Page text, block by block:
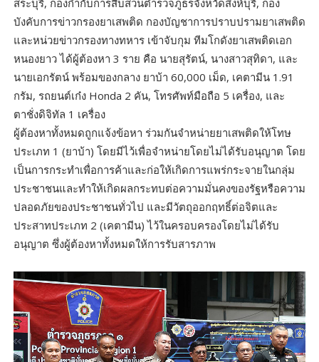
สระบุรี, กองกำกับการสืบสวนตำรวจภูธรจังหวัดสิงห์บุรี, กอง
บังคับการข่าวกรองยาเสพติด กองบัญชาการปราบปรามยาเสพติด
และหน่วยข่าวกรองทางทหาร เข้าจับกุม ทีมโกดังยาเสพติดเอก
หนองยาว ได้ผู้ต้องหา 3 ราย คือ นายสุรัตน์, นางสาวสุทิดา, และ
นายเอกรัตน์ พร้อมของกลาง ยาบ้า 60,000 เม็ด, เคตามีน 1.91
กรัม, รถยนต์เก๋ง Honda 2 คัน, โทรศัพท์มือถือ 5 เครื่อง, และ
ตาชั่งดิจิทัล 1 เครื่อง
ผู้ต้องหาทั้งหมดถูกแจ้งข้อหา ร่วมกันจำหน่ายยาเสพติดให้โทษ
ประเภท 1 (ยาบ้า) โดยมีไว้เพื่อจำหน่ายโดยไม่ได้รับอนุญาต โดย
เป็นการกระทำเพื่อการค้าและก่อให้เกิดการแพร่กระจายในกลุ่ม
ประชาชนและทำให้เกิดผลกระทบต่อความมั่นคงของรัฐหรือความ
ปลอดภัยของประชาชนทั่วไป และมีวัตถุออกฤทธิ์ต่อจิตและ
ประสาทประเภท 2 (เคตามีน) ไว้ในครอบครองโดยไม่ได้รับ
อนุญาต ซึ่งผู้ต้องหาทั้งหมดให้การรับสารภาพ